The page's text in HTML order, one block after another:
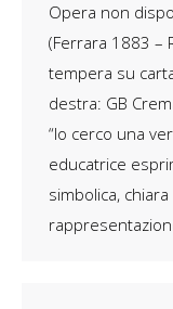
Opera non
(Ferrara 1883 –
tempera su
destra: GB
“Io cerco una
educatrice
simbolica,